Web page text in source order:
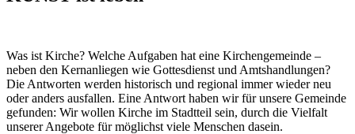
Was ist Kirche? Welche Aufgaben hat eine Kirchengemeinde –
neben den Kernanliegen wie Gottesdienst und Amtshandlungen?
Die Antworten werden historisch und regional immer wieder neu
oder anders ausfallen. Eine Antwort haben wir für unsere Gemeinde
gefunden: Wir wollen Kirche im Stadtteil sein, durch die Vielfalt
unserer Angebote für möglichst viele Menschen dasein.